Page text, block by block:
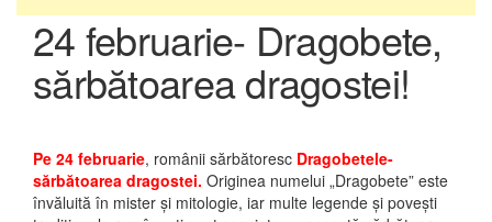
24 februarie- Dragobete,
sărbătoarea dragostei!
Pe 24 februarie, românii sărbătoresc Dragobetele-
sărbătoarea dragostei. Originea numelui „Dragobete” este
învăluită în mister și mitologie, iar multe legende și povești